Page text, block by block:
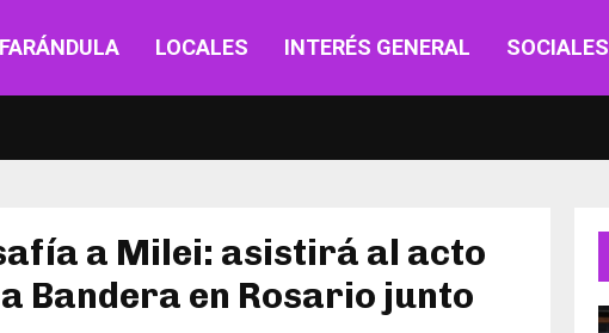
FARÁNDULA LOCALES INTERÉS GENERAL SOCIALES
a Milei: asistirá al acto
Bandera en Rosario junto